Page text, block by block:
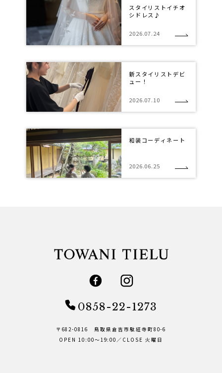
スタイリストイチオ
シドレス♪
2026.07.24
新スタイリストデビ
ュー！
2026.07.10
和装コーディネート
2026.06.25
0858-22-1273
〒682-0816 鳥取県倉吉市駄経寺町80-6
OPEN 10:00～19:00／CLOSE 火曜日